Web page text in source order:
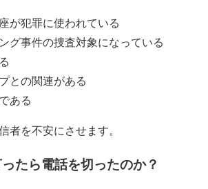
が犯罪に使われている
グ事件の捜査対象になっている
との関連がある
ある
者を不安にさせます。
たら電話を切ったのか？